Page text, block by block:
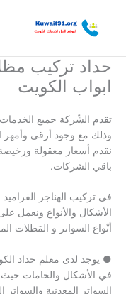
المحتوى
حداد تركيب
ابواب الكويت
تقدم الشّركة جميع
وذلك مع وجود أرقى وأمهر
نقدم أسعار معقولة
باقي الشركات.
في تركيب الهناجر
الأشكال والأنواع ونعمل
أنْواع السواتر و المَظلات
● يوجد لدى معلم حداد
في الأشكال والخامات حيث
السواتر المعدنية والسواتر